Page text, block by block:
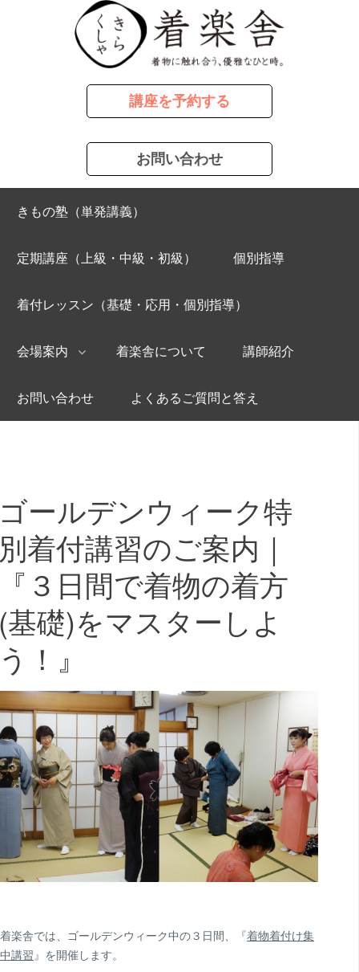
講座を予約する
お問い合わせ
きもの塾（単発講義）
定期講座（上級・中級・初級） 個別指導
着付レッスン（基礎・応用・個別指導）
会場案内 着楽舎について 講師紹介
お問い合わせ よくあるご質問と答え
ールデンウィーク特
着付講習のご案内｜
３日間で着物の着方
基礎)をマスターしよ
！』
着楽舎では、ゴールデンウィーク中の３日間、『着物着付け集
中講習』を開催します。